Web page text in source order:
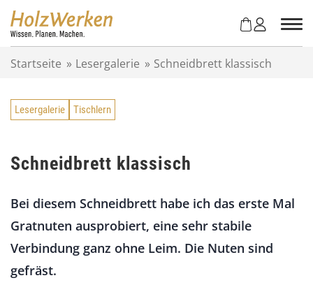
Startseite » Lesergalerie » Schneidbrett klassisch
Lesergalerie Tischlern
Schneidbrett klassisch
Bei diesem Schneidbrett habe ich das erste Mal
Gratnuten ausprobiert, eine sehr stabile
Verbindung ganz ohne Leim. Die Nuten sind
gefräst.